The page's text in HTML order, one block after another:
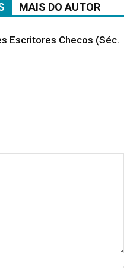
MAIS DO AUTOR
Escritores Checos (Séc.